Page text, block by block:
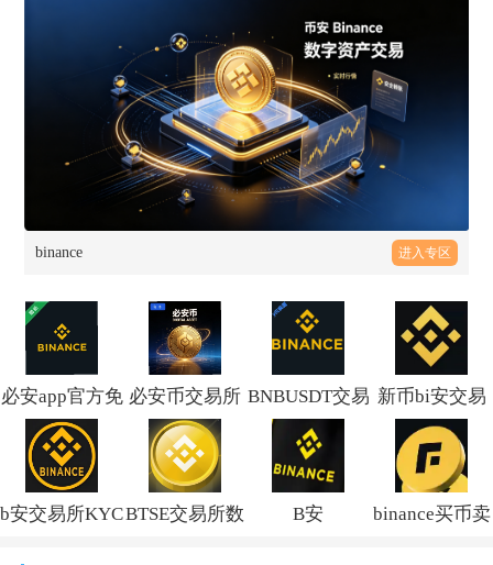
binance 进入专区
必安app官方免
费下载安装
2026年最新版
v3.18.4
必安币交易所
appv3.18.4官
方版
BNBUSDT交易
所最新版
2026v3.18.4
新币bi安交易
软件手机版
v3.18.4
b安交易所KYCBTSE交易所数 B安 binance买币卖